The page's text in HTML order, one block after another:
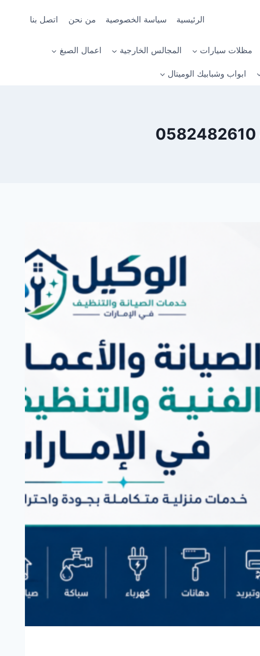
الرئيسية سياسة الخصوصية من نحن اتصل بنا
مظلات سيارات المجالس الخارجية اعمال الصبغ
ابواب وشبابيك الوميتال